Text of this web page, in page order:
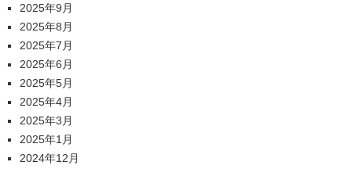
2025年9月
2025年8月
2025年7月
2025年6月
2025年5月
2025年4月
2025年3月
2025年1月
2024年12月